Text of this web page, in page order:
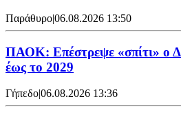
Παράθυρο|06.08.2026 13:50
ΠΑΟΚ: Επέστρεψε «σπίτι» ο
έως το 2029
Γήπεδο|06.08.2026 13:36